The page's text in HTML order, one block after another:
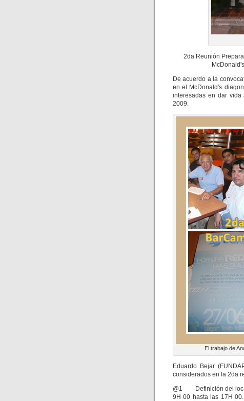
2da Reunión
De acuerdo a la
en el McDonald's
interesadas en dar
2009.
El trabajo de
Eduardo Bejar
considerados en la 2da
@1 Definición del local
9H 00 hasta las 17H